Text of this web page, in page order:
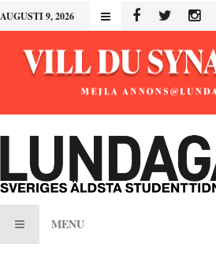
AUGUSTI 9, 2026
MENU